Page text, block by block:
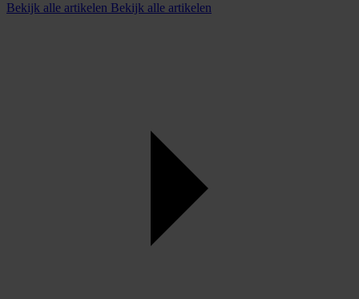
Bekijk alle artikelen Bekijk alle artikelen